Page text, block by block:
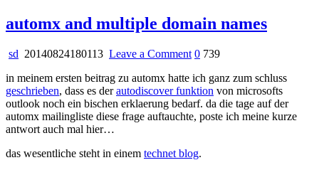
automx and multiple domain names
sd 20140824180113 Leave a Commenton
and
multiple
domain
names
0 739
in meinem ersten beitrag zu automx hatte ich ganz zum schluss
geschrieben, dass es derautodiscover funktion von microsofts
outlook noch ein bischen erklaerung bedarf. da die tage auf der
automx mailingliste diese frage auftauchte, poste ich meine kurze
antwort auch mal hier…
das wesentliche steht in einem technet blog.